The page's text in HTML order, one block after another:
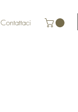
Contattaci